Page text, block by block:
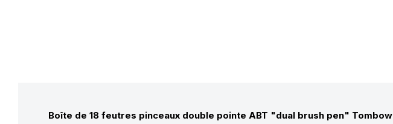
Boîte de 18 feutres pinceaux double pointe ABT "dual brush pen" Tombow